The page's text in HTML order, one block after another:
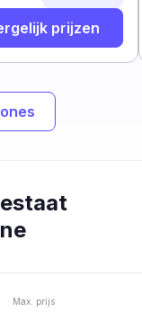
prijzen
Max. prijs